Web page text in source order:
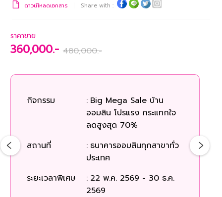
ดาวน์โหลดเอกสาร
Share with :
ราคาขาย
360,000.- 480,000.-
กิจกรรม : Big Mega Sale บ้าน
ออมสิน โปรแรง กระแทกใจ
ลดสูงสุด 70%
สถานที่
: ธนาคารออมสินทุกสาขาทั่ว
ประเทศ
ระยะเวลาพิเศษ
: 22 พ.ค. 2569 - 30 ธ.ค.
2569